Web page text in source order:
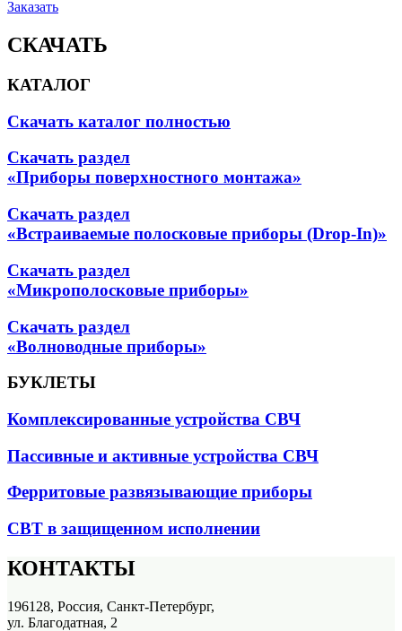
Заказать
СКАЧАТЬ
КАТАЛОГ
Скачать каталог полностью
Скачать раздел
«Приборы поверхностного монтажа»
Скачать раздел
«Встраиваемые полосковые приборы (Drop-In)»
Скачать раздел
«Микрополосковые приборы»
Скачать раздел
«Волноводные приборы»
БУКЛЕТЫ
Комплексированные устройства СВЧ
Пассивные и активные устройства СВЧ
Ферритовые развязывающие приборы
СВТ в защищенном исполнении
КОНТАКТЫ
196128, Россия, Санкт-Петербург,
ул. Благодатная, 2